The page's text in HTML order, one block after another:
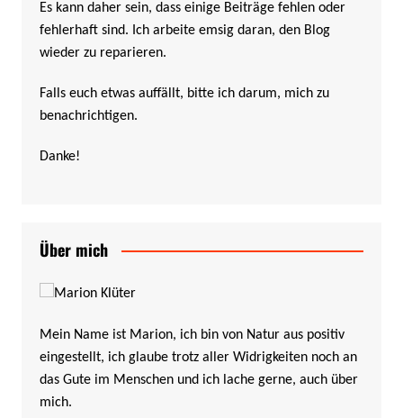
Es kann daher sein, dass einige Beiträge fehlen oder
fehlerhaft sind. Ich arbeite emsig daran, den Blog
wieder zu reparieren.
Falls euch etwas auffällt, bitte ich darum, mich zu
benachrichtigen.
Danke!
Über mich
Mein Name ist Marion, ich bin von Natur aus positiv
eingestellt, ich glaube trotz aller Widrigkeiten noch an
das Gute im Menschen und ich lache gerne, auch über
mich.